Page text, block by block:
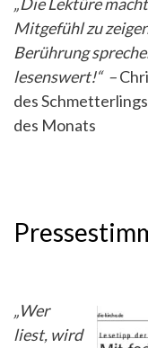
Mitgefühl zu
Berührung
lesenswert!“ –
des
des Monats
„Wer
liest, wird